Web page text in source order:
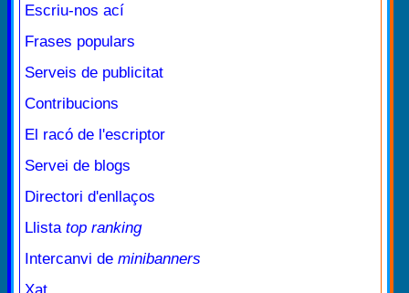
Escriu-nos ací
Frases populars
Serveis de publicitat
Contribucions
El racó de l'escriptor
Servei de blogs
Directori d'enllaços
Llista top ranking
Intercanvi de minibanners